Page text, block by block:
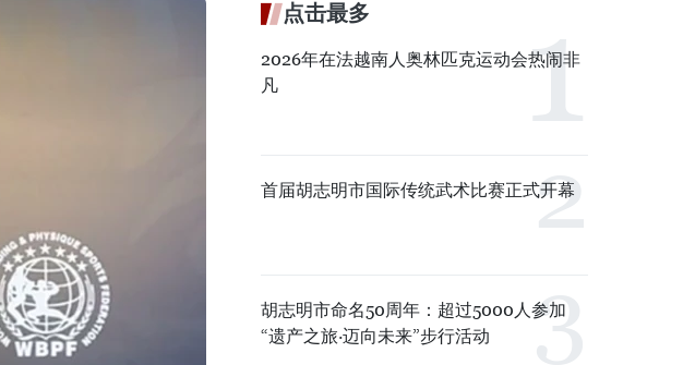
点击最多
2026年在法越南人奥林匹克运动会热闹非
凡
首届胡志明市国际传统武术比赛正式开幕
胡志明市命名50周年：超过5000人参加
“遗产之旅·迈向未来”步行活动